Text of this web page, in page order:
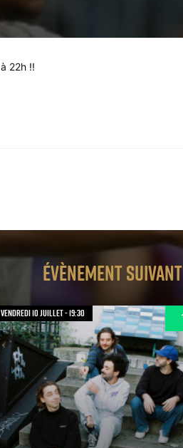
22h !!
évènement suivant
vendredi 10 juillet - 19:30